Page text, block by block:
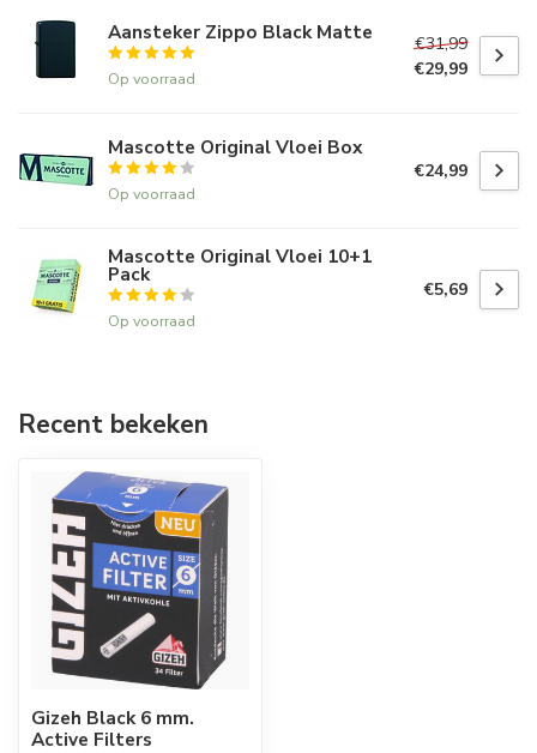
Aansteker Zippo Black Matte
Op voorraad
€31,99
€29,99
Mascotte Original Vloei Box
Op voorraad
€24,99
Mascotte Original Vloei 10+1
Pack
Op voorraad
€5,69
Recent bekeken
Gizeh Black 6 mm.
Active Filters